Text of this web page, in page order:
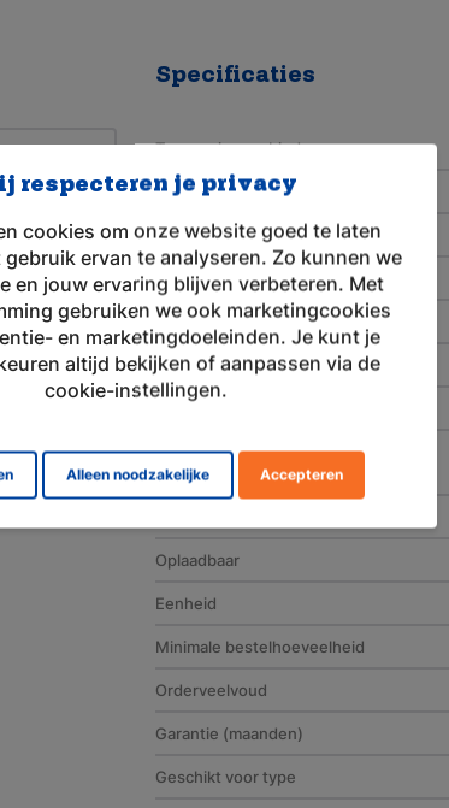
Specificaties
Toepassingsgebied
Merk
Geschikt voor merk
Artikelnummer
Voltage (V)
Amperage (mAh)
Chemie
Afmeting
Oplaadbaar
Eenheid
Minimale bestelhoeveelheid
Orderveelvoud
Garantie (maanden)
Geschikt voor type
respecteren je privacy
cookies om onze website goed te laten
ervan te analyseren. Zo kunnen we
en jouw ervaring blijven verbeteren. Met
gebruiken we ook marketingcookies
en marketingdoeleinden. Je kunt je
altijd bekijken of aanpassen via de
cookie-instellingen.
Alleen noodzakelijke Accepteren